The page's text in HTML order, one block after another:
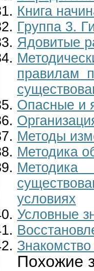
Книга
Группа 3.
Ядовитые
правилам
Опасные и
Методы
Методика
условиях
Условные
Похожие